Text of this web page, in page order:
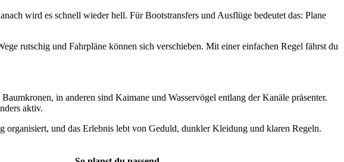
wird es schnell wieder hell. Für Bootstransfers und Ausflüge bedeutet das: Plane
rutschig und Fahrpläne können sich verschieben. Mit einer einfachen Regel fährst du
in anderen sind Kaimane und Wasservögel entlang der Kanäle präsenter.
aktiv.
organisiert, und das Erlebnis lebt von Geduld, dunkler Kleidung und klaren Regeln.